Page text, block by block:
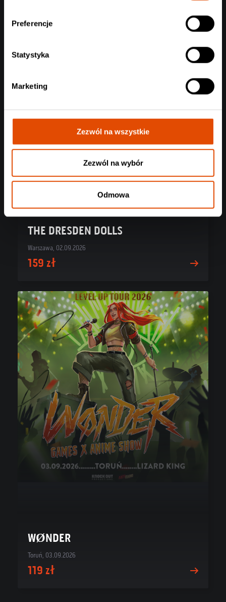
Preferencje
Statystyka
Marketing
Zezwól na wszystkie
Zezwól na wybór
Odmowa
THE DRESDEN DOLLS
Warszawa, 02.09.2026
159 zł
WØNDER
Toruń, 03.09.2026
119 zł